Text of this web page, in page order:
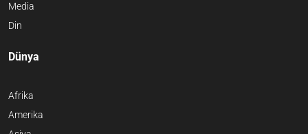
Media
Din
Dünya
Afrika
Amerika